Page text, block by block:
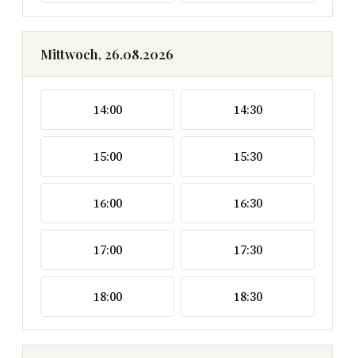
Mittwoch, 26.08.2026
14:00 14:30
15:00 15:30
16:00 16:30
17:00 17:30
18:00 18:30